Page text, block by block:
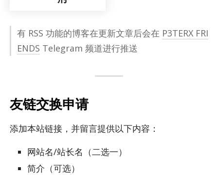
有 RSS 功能的博客在更新文章后会在 P3TERX FRI
ENDS Telegram 频道进行推送
友链交换申请
添加本站链接，并留言提供以下内容：
网站名/站长名（二选一）
简介（可选）